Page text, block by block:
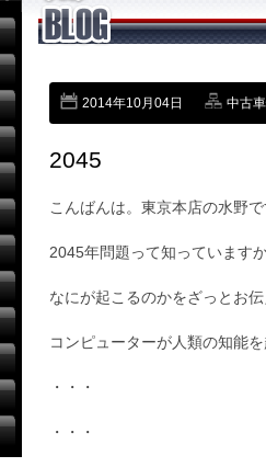
2014年10月04日 中古
2045
こんばんは。東京本店の水野
2045年問題って知っています
なにが起こるのかをざっとお
コンピューターが人類の知能
・・・
・・・